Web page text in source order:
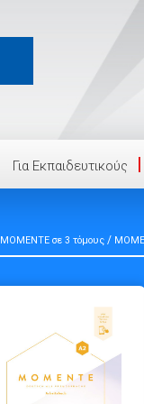
Για Εκπαιδευτικούς
ΜΟΜΕΝΤΕ σε 3 τόμους /